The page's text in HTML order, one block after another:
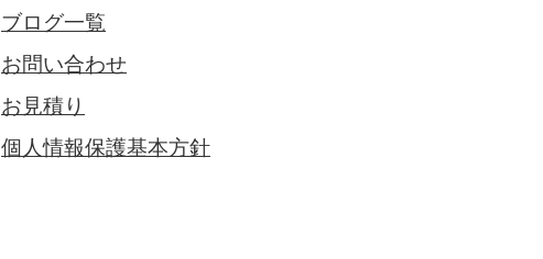
ブログ一覧
お問い合わせ
お見積り
個人情報保護基本方針